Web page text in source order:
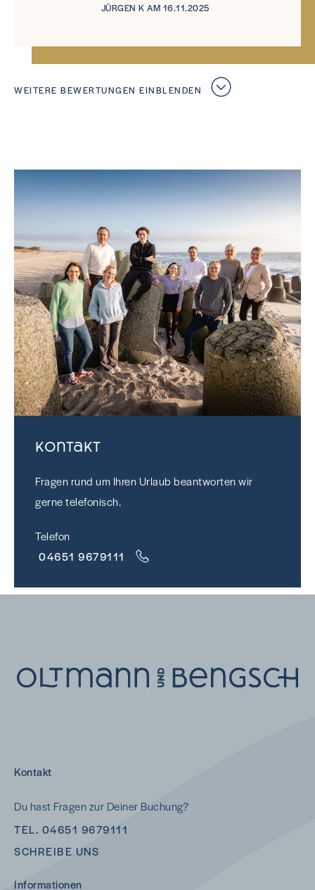
JÜRGEN K AM 16.11.2025
WEITERE BEWERTUNGEN EINBLENDEN
Kontakt
Fragen rund um Ihren Urlaub beantworten wir
gerne telefonisch.
Telefon
04651 9679111
Kontakt
Du hast Fragen zur Deiner Buchung?
TEL. 04651 9679111
SCHREIBE UNS
Informationen